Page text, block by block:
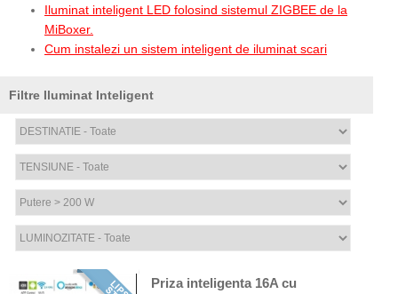
Iluminat inteligent LED folosind sistemul ZIGBEE de la
MiBoxer.
Cum instalezi un sistem inteligent de iluminat scari
Filtre Iluminat Inteligent
Priza inteligenta 16A cu